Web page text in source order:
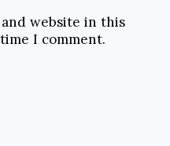
and website in this
I comment.